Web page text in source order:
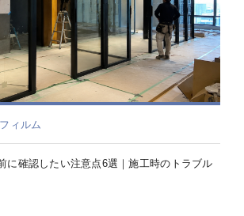
ィルム
に確認したい注意点6選｜施工時のトラブル